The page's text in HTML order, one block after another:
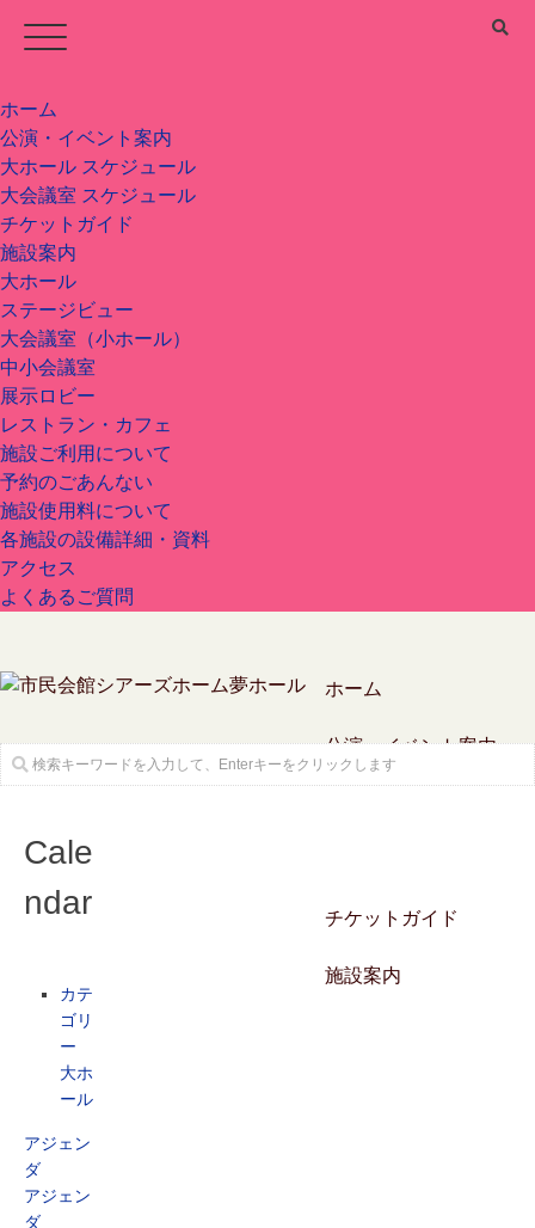
ホーム
公演・イベント案内
大ホール スケジュール
大会議室 スケジュール
チケットガイド
施設案内
大ホール
ステージビュー
大会議室（小ホール）
中小会議室
展示ロビー
レストラン・カフェ
施設ご利用について
予約のごあんない
施設使用料について
各施設の設備詳細・資料
アクセス
よくあるご質問
ホーム
公演・イベント案内
チケットガイド
施設案内
Cale
ndar
カテ
ゴリ
ー
大ホ
ール
アジェン
ダ
アジェン
ダ